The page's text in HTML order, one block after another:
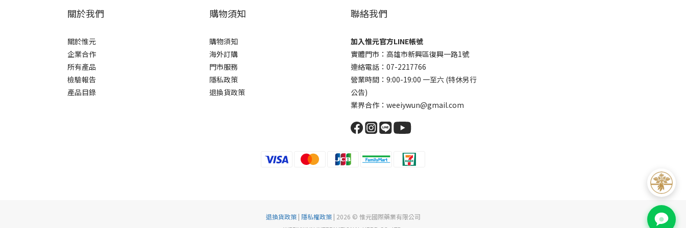
關於我們
關於惟元
企業合作
所有產品
檢驗報告
產品目錄
購物須知
購物須知
海外訂購
門市服務
隱私政策
退換貨政策
聯絡我們
加入惟元官方LINE帳號
實體門市：高雄市新興區復興一路1號
連絡電話：07-2217766
營業時間：9:00-19:00 一至六 (特休另行
公告)
業界合作：weeiywun@gmail.com
退換貨政策| 隱私權政策| 2026 © 惟元國際藥業有限公司